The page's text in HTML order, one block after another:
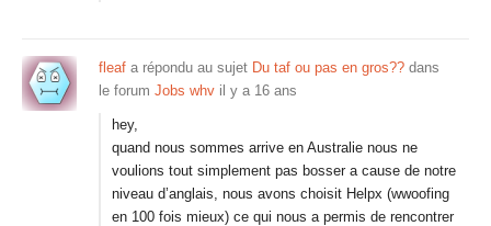
fleaf a répondu au sujet Du taf ou pas en gros?? dans
le forum Jobs whv il y a 16 ans
hey,
quand nous sommes arrive en Australie nous ne
voulions tout simplement pas bosser a cause de notre
niveau d’anglais, nous avons choisit Helpx (wwoofing
en 100 fois mieux) ce qui nous a permis de rencontrer